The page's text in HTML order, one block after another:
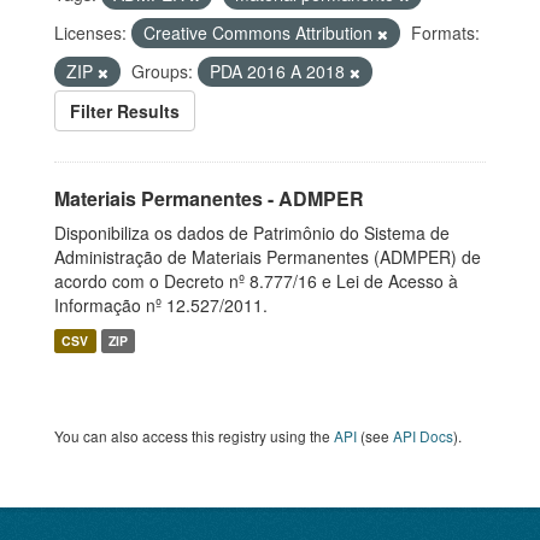
Licenses:
Creative Commons Attribution
Formats:
ZIP
Groups:
PDA 2016 A 2018
Filter Results
Materiais Permanentes - ADMPER
Disponibiliza os dados de Patrimônio do Sistema de
Administração de Materiais Permanentes (ADMPER) de
acordo com o Decreto nº 8.777/16 e Lei de Acesso à
Informação nº 12.527/2011.
CSV ZIP
You can also access this registry using the API (see API Docs).